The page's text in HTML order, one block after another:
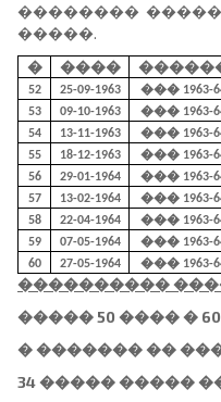
��������
�����.
�
����
52 25-09-1963 ��� 1963-
53 09-10-1963 ��� 1963-
54 13-11-1963 ��� 1963-
55 18-12-1963 ��� 1963-
56 29-01-1964 ��� 1963-
57 13-02-1964 ��� 1963-
58 22-04-1964 ��� 1963-
59 07-05-1964 ��� 1963-
60 27-05-1964 ��� 1963-
����������
����� 50 ���� �
� ������� ��
34 ����� �����